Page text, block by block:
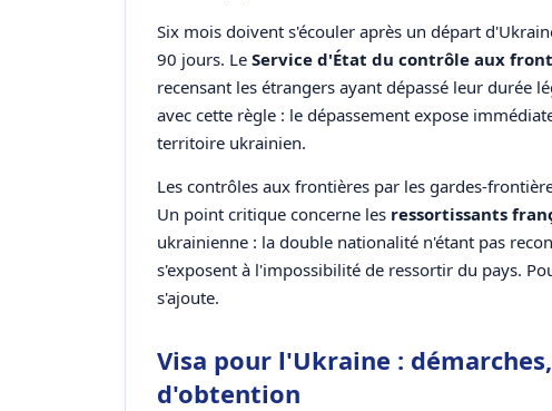
Six mois doivent s'écouler après un départ
90 jours. Le Service d'État du contrôle aux
recensant les étrangers ayant dépassé leur durée
avec cette règle : le dépassement expose
territoire ukrainien.
Les contrôles aux frontières par les gardes-
Un point critique concerne les ressortissants
ukrainienne : la double nationalité n'étant pas
s'exposent à l'impossibilité de ressortir du pays.
s'ajoute.
Visa pour l'Ukraine :
d'obtention